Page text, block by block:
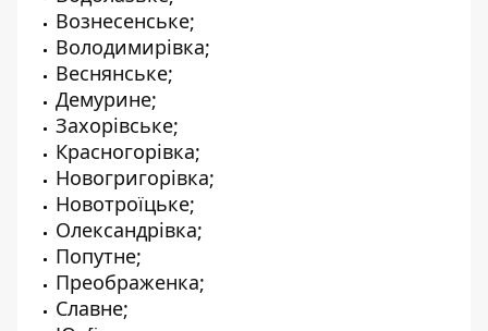
Вознесенське;
Володимирівка;
Веснянське;
Демурине;
Захорівське;
Красногорівка;
Новогригорівка;
Новотроїцьке;
Олександрівка;
Попутне;
Преображенка;
Славне;